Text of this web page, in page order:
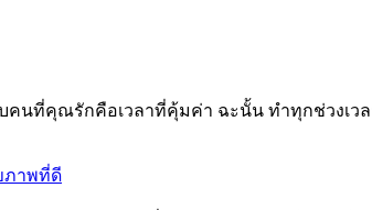
บคนที่คุณรักคือเวลาที่คุ้มค่า ฉะนั้น ทำทุกช่วงเ
ภาพที่ดี